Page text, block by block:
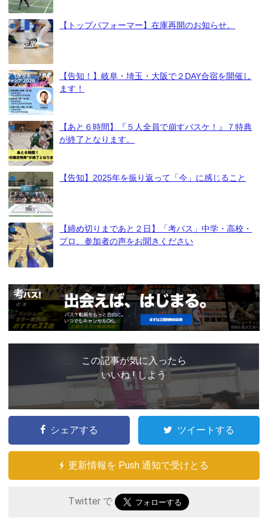
【トップパフォーマー】在庫再開のお知らせ。
【告知！】岐阜・埼玉・大阪で２DAY合宿を開催し
ます！
【あと６時間】『５人全員で崩すバスケ！』７特典
が終了となります。
【告知】2025年を振り返って「今」に感じること
【締め切りまであと２日】「考バス」中学・高校・
プロ、参加者の声をお聞きください
この記事が気に入ったら
いいね ! しよう
シェアする ツイートする
更新情報を Push 通知で受けとる
Twitter で